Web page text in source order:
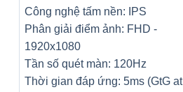
Công nghệ tấm nền: IPS
Phân giải điểm ảnh: FHD -
1920x1080
Tần số quét màn: 120Hz
Thời gian đáp ứng: 5ms (GtG at